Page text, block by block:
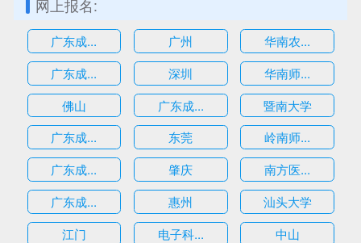
估
网上报名:
广东成... 广州
华南农...
广东成...
深圳
华南师...
佛山
广东成...
暨南大学
广东成...
东莞
岭南师...
广东成...
肇庆
南方医...
广东成...
惠州
汕头大学
江门
电子科...
中山